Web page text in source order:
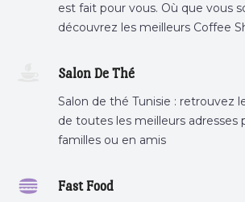
est fait pour vous. Où que vous
découvrez les meilleurs Coffee
Salon De Thé
Salon de thé Tunisie : retrouvez
de toutes les meilleurs adresses
familles ou en amis
Fast Food